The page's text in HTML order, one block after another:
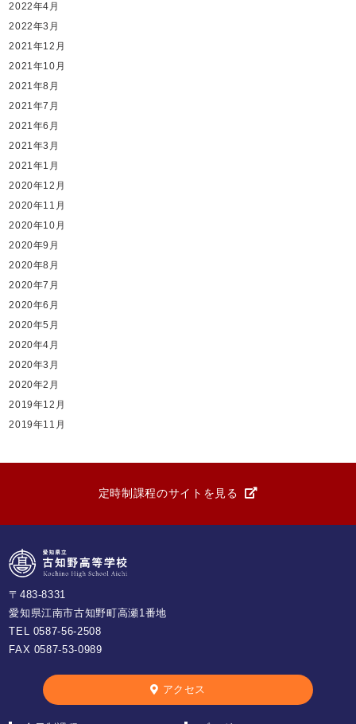
2022年4月
2022年3月
2021年12月
2021年10月
2021年8月
2021年7月
2021年6月
2021年3月
2021年1月
2020年12月
2020年11月
2020年10月
2020年9月
2020年8月
2020年7月
2020年6月
2020年5月
2020年4月
2020年3月
2020年2月
2019年12月
2019年11月
定時制課程のサイトを見る
〒483-8331
愛知県江南市古知野町高瀬1番地
TEL 0587-56-2508
FAX 0587-53-0989
アクセス